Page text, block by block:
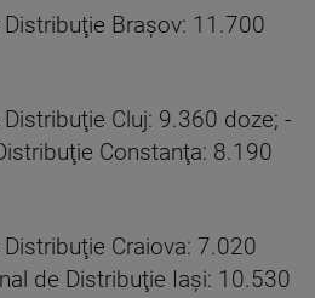
Braşov: 11.700
Cluj: 9.360 doze; -
Constanţa: 8.190
Craiova: 7.020
de Distribuţie Iaşi: 10.530